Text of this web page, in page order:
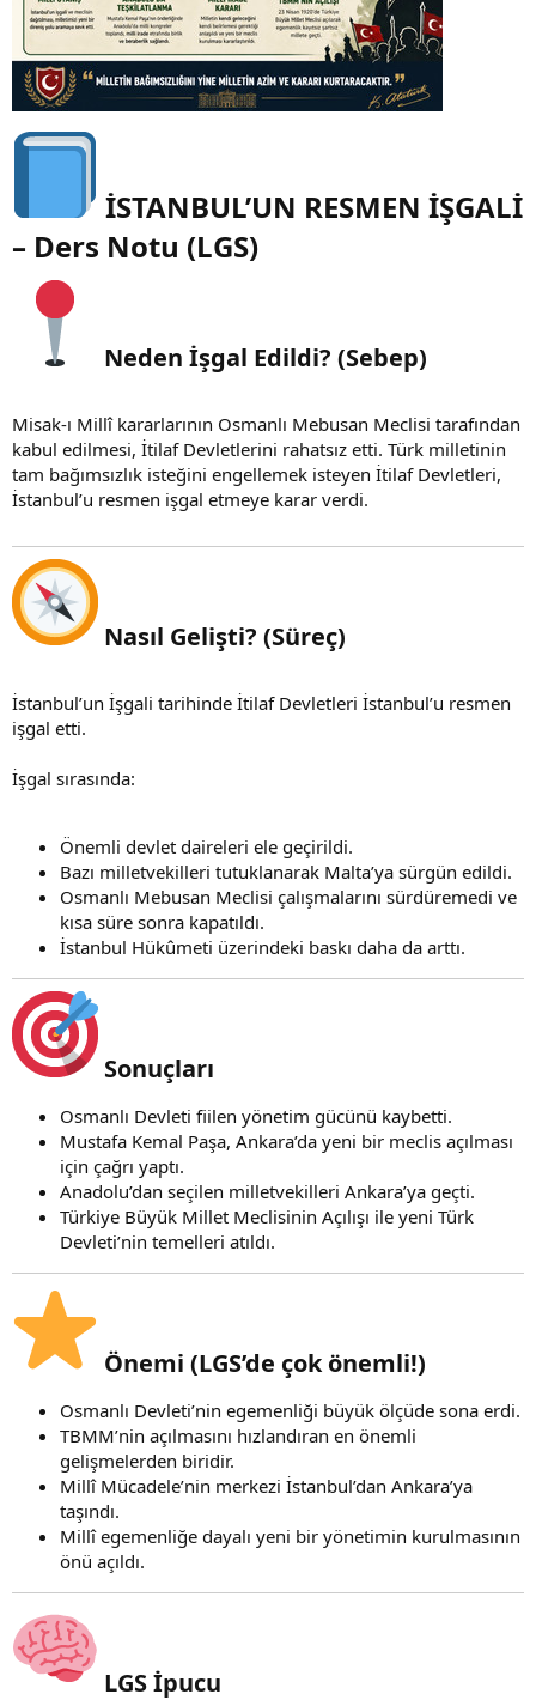
İSTANBUL’UN RESMEN İŞGALİ
– Ders Notu (LGS)
Neden İşgal Edildi? (Sebep)
Misak-ı Millî kararlarının Osmanlı Mebusan Meclisi tarafından
kabul edilmesi, İtilaf Devletlerini rahatsız etti. Türk milletinin
tam bağımsızlık isteğini engellemek isteyen İtilaf Devletleri,
İstanbul’u resmen işgal etmeye karar verdi.
Nasıl Gelişti? (Süreç)
İstanbul’un İşgali tarihinde İtilaf Devletleri İstanbul’u resmen
işgal etti.
İşgal sırasında:
Önemli devlet daireleri ele geçirildi.
Bazı milletvekilleri tutuklanarak Malta’ya sürgün edildi.
Osmanlı Mebusan Meclisi çalışmalarını sürdüremedi ve
kısa süre sonra kapatıldı.
İstanbul Hükûmeti üzerindeki baskı daha da arttı.
Sonuçları
Osmanlı Devleti fiilen yönetim gücünü kaybetti.
Mustafa Kemal Paşa, Ankara’da yeni bir meclis açılması
için çağrı yaptı.
Anadolu’dan seçilen milletvekilleri Ankara’ya geçti.
Türkiye Büyük Millet Meclisinin Açılışı ile yeni Türk
Devleti’nin temelleri atıldı.
Önemi (LGS’de çok önemli!)
Osmanlı Devleti’nin egemenliği büyük ölçüde sona erdi.
TBMM’nin açılmasını hızlandıran en önemli
gelişmelerden biridir.
Millî Mücadele’nin merkezi İstanbul’dan Ankara’ya
taşındı.
Millî egemenliğe dayalı yeni bir yönetimin kurulmasının
önü açıldı.
LGS İpucu